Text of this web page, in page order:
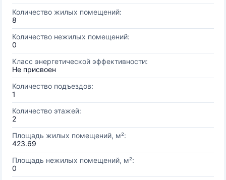
Количество жилых помещений:
8
Количество нежилых помещений:
0
Класс энергетической эффективности:
Не присвоен
Количество подъездов:
1
Количество этажей:
2
Площадь жилых помещений, м²:
423.69
Площадь нежилых помещений, м²:
0